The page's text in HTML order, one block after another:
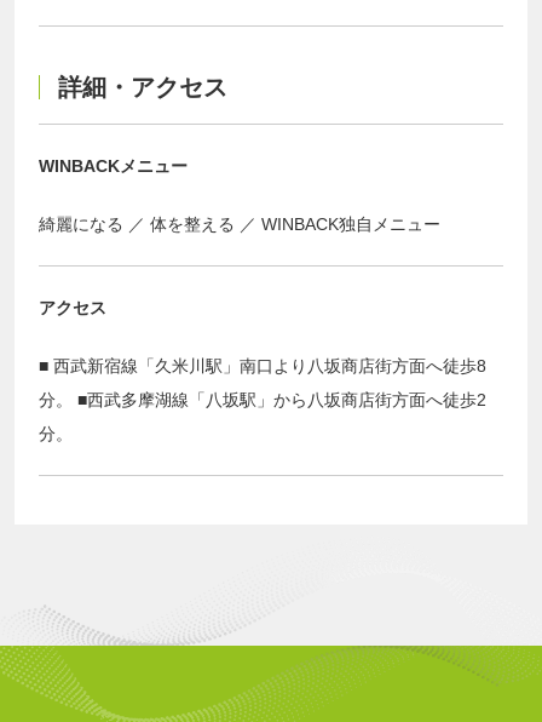
詳細・アクセス
WINBACKメニュー
綺麗になる 体を整える WINBACK独自メニュー
アクセス
■ 西武新宿線「久米川駅」南口より八坂商店街方面へ徒歩8
分。 ■西武多摩湖線「八坂駅」から八坂商店街方面へ徒歩2
分。